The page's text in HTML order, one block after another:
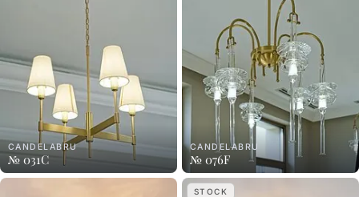
CANDELABRU
№ 031C
CANDELABRU
№ 076F
STOCK